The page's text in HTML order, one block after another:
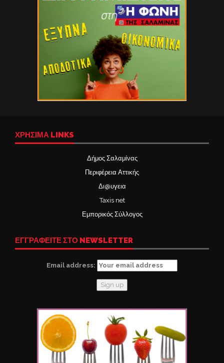
ΧΡΉΣΙΜΑ LINKS
Δήμος Σαλαμίνας
Περιφέρεια Αττικής
Δι@υγεια
Taxis net
Εμπορικός Σύλλογος
ΕΓΓΡΑΦΕΙΤΕ ΣΤΟ NEWSLETTER
Email address: